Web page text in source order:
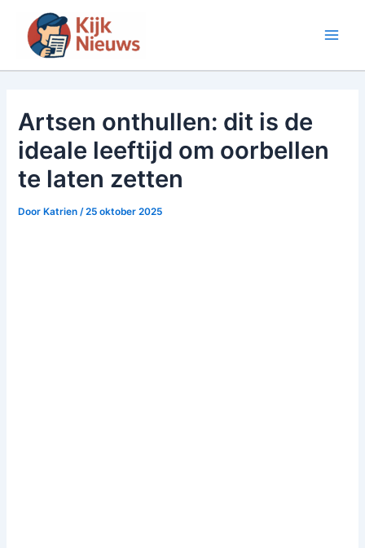
inhoud
Artsen onthullen: dit is de
ideale leeftijd om oorbellen
te laten zetten
Door Katrien/25 oktober 2025